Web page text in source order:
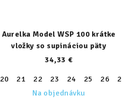
30 31 32 33
Aurelka Model WSP 100 krátke
vložky so supináciou päty
34,33 €
20
21 22 23 24 25 26 27
Na objednávku